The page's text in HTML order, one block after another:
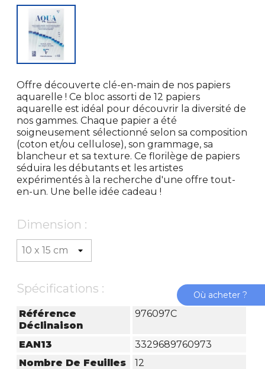
Offre découverte clé-en-main de nos papiers
aquarelle ! Ce bloc assorti de 12 papiers
aquarelle est idéal pour découvrir la diversité de
nos gammes. Chaque papier a été
soigneusement sélectionné selon sa composition
(coton et/ou cellulose), son grammage, sa
blancheur et sa texture. Ce florilège de papiers
séduira les débutants et les artistes
expérimentés à la recherche d'une offre tout-
en-un. Une belle idée cadeau !
Dimension :
Spécifications :
Référence
Déclinaison
976097C
EAN13
3329689760973
Nombre De Feuilles
12
Où acheter ?